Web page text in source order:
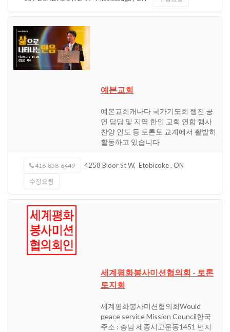
예본교회
예본교회캐나다 국가기도회 행진 공
연 담당 및 지역 한인 교회 연합 행사
찬양 인도 등 토론토 교계에서 활발히
활동하고 있습니다
416-858-6449 4258 Bloor St W, Etobicoke, ON
수정요청
세계평화봉사미션협의회 - 토론
토지회
세계평화봉사미션협의회Would
peace service Mission Council한국
주소 : 충남 세종시고운동1451 번지